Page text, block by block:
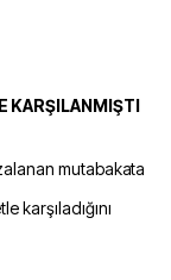
KARŞILANMIŞTI
mutabakata
karşıladığını